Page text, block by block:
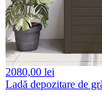
2080,00 lei
Ladă depozitare de